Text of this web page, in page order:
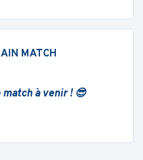
MATCH
match à venir ! 😎